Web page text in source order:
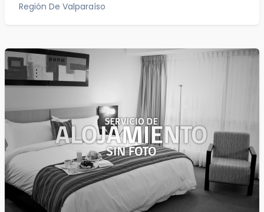
Región De Valparaíso